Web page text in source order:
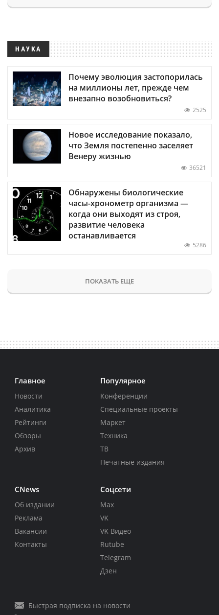
НАУКА
Почему эволюция застопорилась
на миллионы лет, прежде чем
внезапно возобновиться?
2525
Новое исследование показало,
что Земля постепенно заселяет
Венеру жизнью
36521
Обнаружены биологические
часы-хронометр организма —
когда они выходят из строя,
развитие человека
останавливается
5286
ПОКАЗАТЬ ЕЩЕ
Главное
Новости
Аналитика
Рейтинги
Обзоры
Архив
Популярное
Конференции
Специальные проекты
Маркет
Техника
ТВ
Печатные издания
CNews
Об издании
Реклама
Вакансии
Контакты
Соцсети
Max
VK
VK Видео
Rutube
Telegram
Дзен
Быстрая подписка на новости